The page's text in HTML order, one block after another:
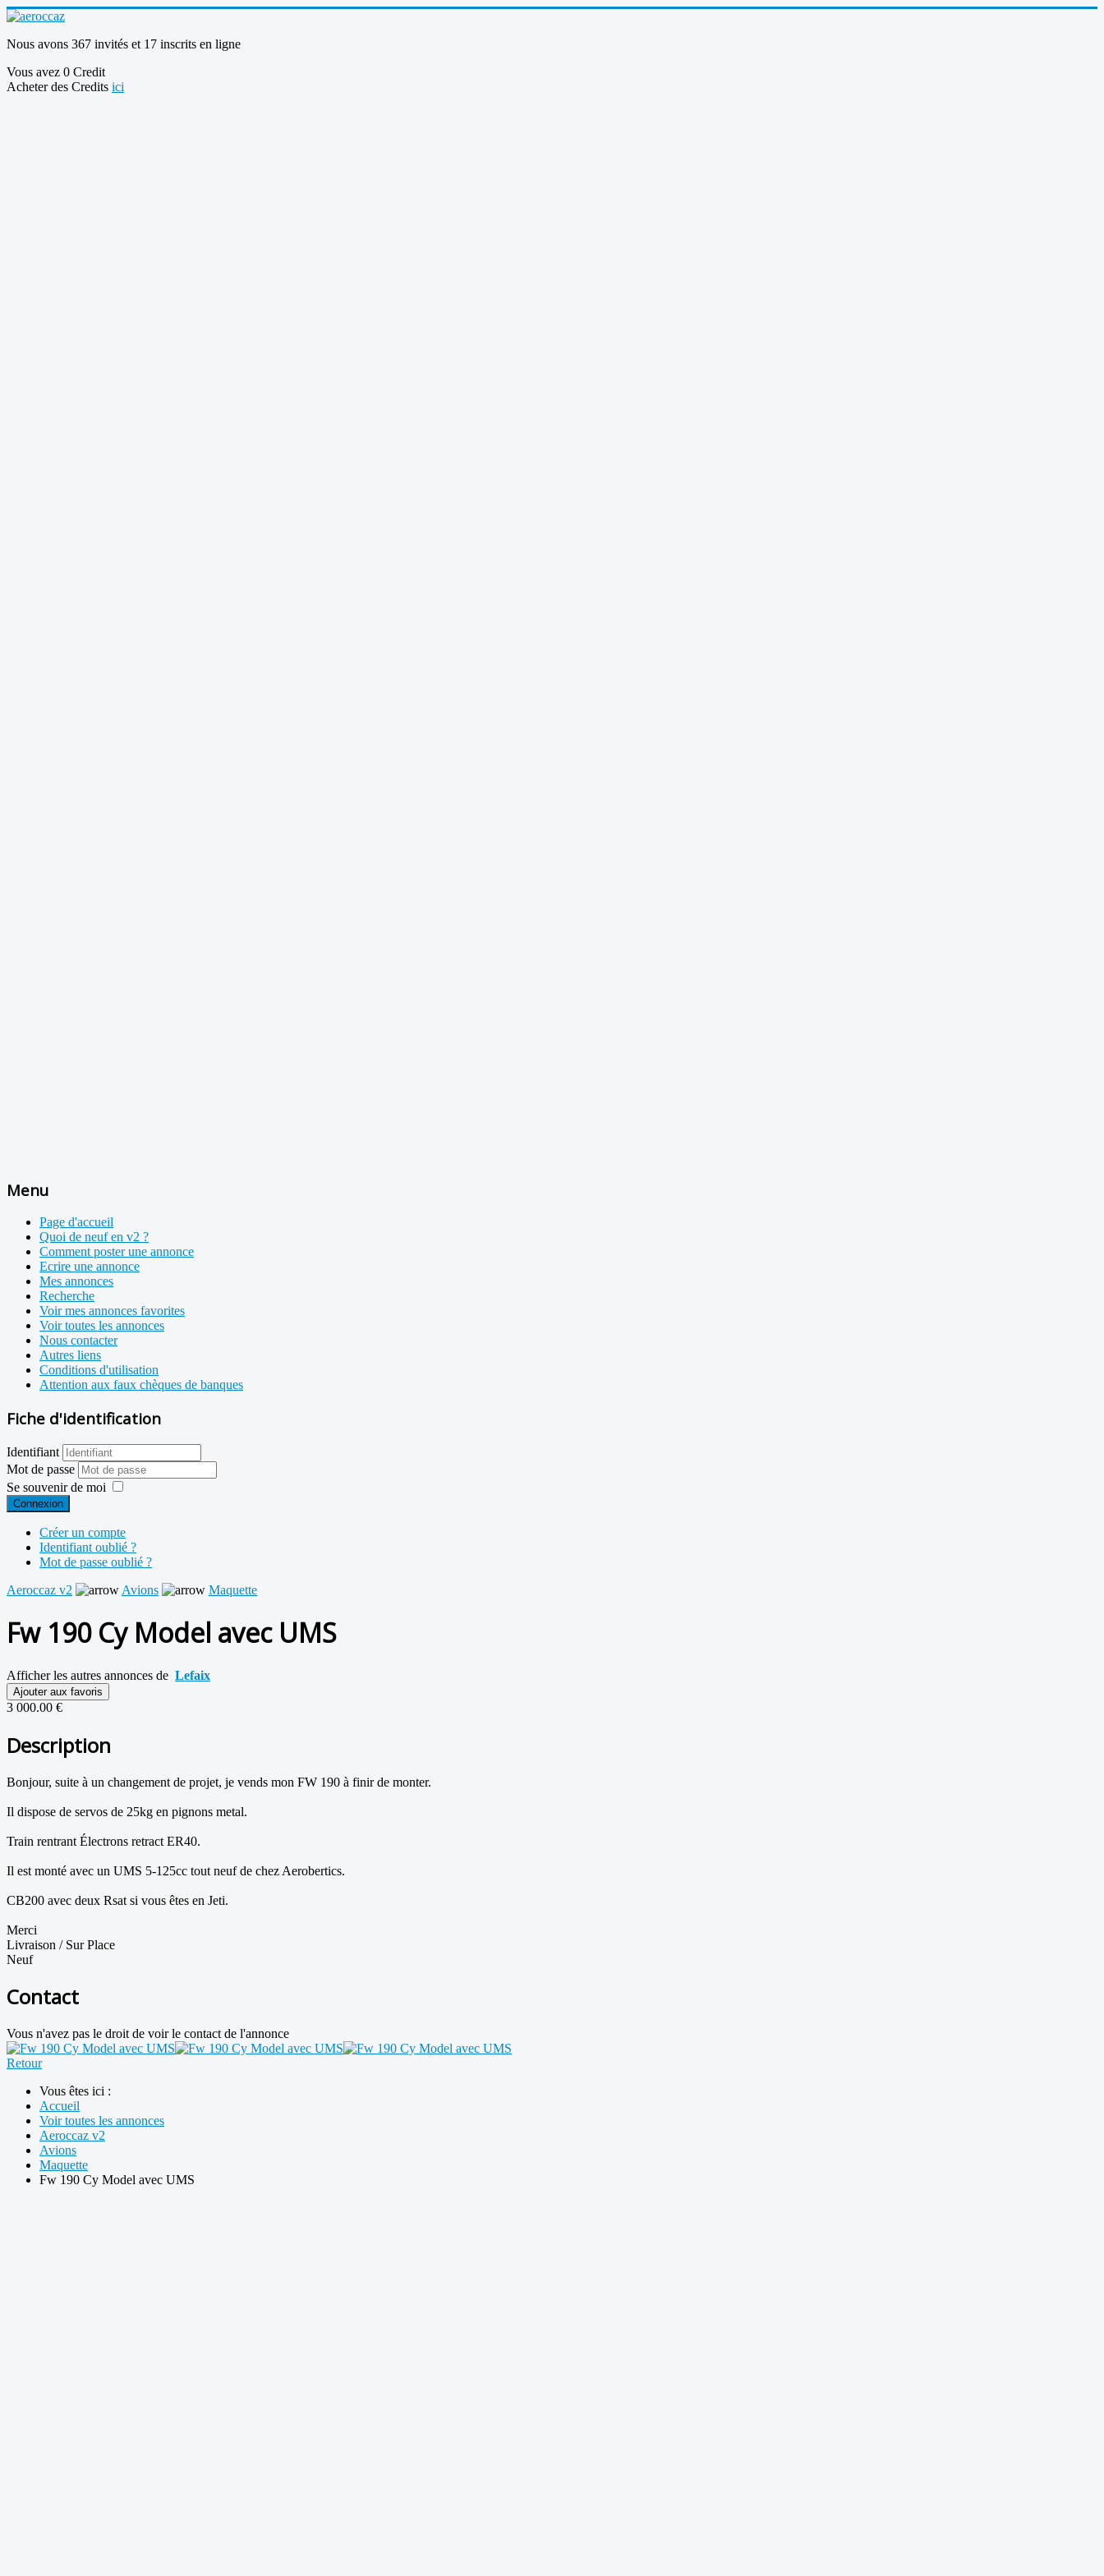
Nous avons 367 invités et 17 inscrits en ligne
Vous avez 0 Credit
Acheter des Credits ici
Menu
Page d'accueil
Quoi de neuf en v2 ?
Comment poster une annonce
Ecrire une annonce
Mes annonces
Recherche
Voir mes annonces favorites
Voir toutes les annonces
Nous contacter
Autres liens
Conditions d'utilisation
Attention aux faux chèques de banques
Fiche d'identification
Identifiant
Mot de passe
Se souvenir de moi
Connexion
Créer un compte
Identifiant oublié ?
Mot de passe oublié ?
Aeroccaz v2
Avions Maquette
Fw 190 Cy Model avec UMS
Afficher les autres annonces de Lefaix
Ajouter aux favoris
3 000.00 €
Description
Bonjour, suite à un changement de projet, je vends mon FW 190 à finir de monter.
Il dispose de servos de 25kg en pignons metal.
Train rentrant Électrons retract ER40.
Il est monté avec un UMS 5-125cc tout neuf de chez Aerobertics.
CB200 avec deux Rsat si vous êtes en Jeti.
Merci
Livraison / Sur Place
Neuf
Contact
Vous n'avez pas le droit de voir le contact de l'annonce
Retour
Vous êtes ici :
Accueil
Voir toutes les annonces
Aeroccaz v2
Avions
Maquette
Fw 190 Cy Model avec UMS